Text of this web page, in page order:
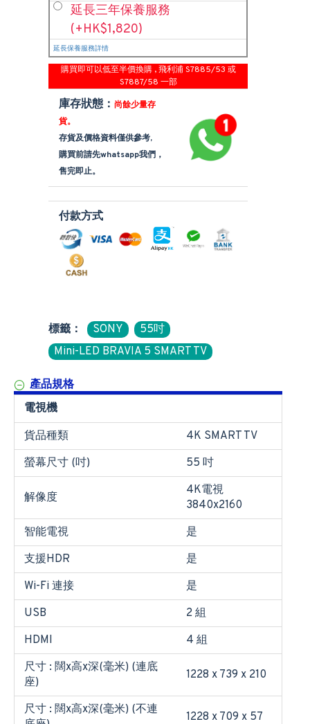
延長三年保養服務
(+HK$1,820)
延長保養服務詳情
購買即可以低至半價換購 , 飛利浦 S7885/53 或
S7887/58 一部
庫存狀態： 尚餘少量存
貨。
存貨及價格資料僅供參考,
購買前請先whatsapp我們，
售完即止。
付款方式
標籤： SONY
55吋
Mini-LED BRAVIA 5 SMART TV
產品規格
電視機
貨品種類
4K SMART TV
螢幕尺寸 (吋)
55 吋
解像度
4K電視
3840x2160
智能電視
是
支援HDR
是
Wi-Fi 連接
是
USB
2 組
HDMI
4 組
尺寸 : 闊x高x深(毫米) (連底
座)
1228 x 739 x 210
尺寸 : 闊x高x深(毫米) (不連
1228 x 709 x 57